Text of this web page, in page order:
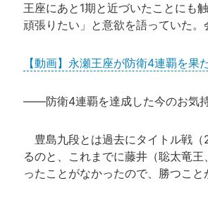
王座にあと1期と近づいたことにも
頑張りたい」と意欲を語っていた。
【動画】永瀬王座が防衛4連覇を果
――防衛4連覇を達成した今のお気持
豊島九段とは過去にタイトル戦
るのと、これまでに藤井（聡太竜
ったことがなかったので、勝つこと